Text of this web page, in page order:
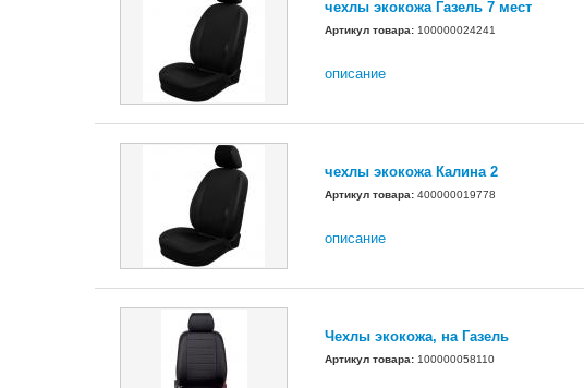
чехлы экокожа Газель 7 мест
Артикул товара: 100000024241
описание
чехлы экокожа Калина 2
Артикул товара: 400000019778
описание
Чехлы экокожа, на Газель
Артикул товара: 100000058110